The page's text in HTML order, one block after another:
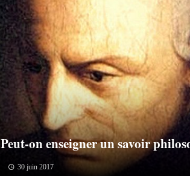
Peut-on enseigner un savoir
30 juin 2017